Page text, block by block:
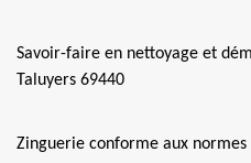
Savoir-faire en nettoyage et
Taluyers 69440
Zinguerie conforme aux normes